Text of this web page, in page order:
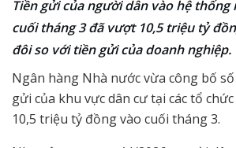
Tiền gửi của người dân vào hệ thống
cuối tháng 3 đã vượt 10,5 triệu tỷ
đôi so với tiền gửi của doanh nghiệp.
Ngân hàng Nhà nước vừa công bố
gửi của khu vực dân cư tại các tổ
10,5 triệu tỷ đồng vào cuối tháng 3.